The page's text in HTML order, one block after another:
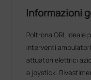
Informazioni
Poltrona ORL ideale
interventi
attuatori elettrici
a joystick.